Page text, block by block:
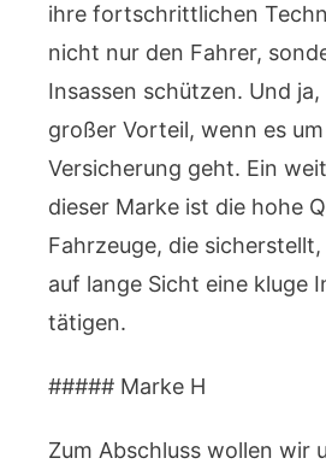
ihre fortschrittlichen
nicht nur den Fahrer,
Insassen schützen. Und
großer Vorteil, wenn es
Versicherung geht. Ein
dieser Marke ist die hohe
Fahrzeuge, die sicherstellt,
auf lange Sicht eine kluge
tätigen.
##### Marke H
Zum Abschluss wollen wir